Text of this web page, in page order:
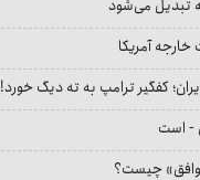
تبدیل می‌شود
آمریکا
کفگیر ترامپ به ته دیگ خورد!
- است
چیست؟